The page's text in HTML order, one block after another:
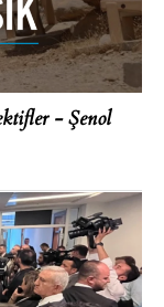
- Şenol